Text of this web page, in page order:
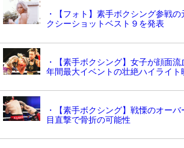
・【フォト】素手ボクシング参戦
クシーショットベスト９を発表
・【素手ボクシング】女子が顔面流
年間最大イベントの壮絶ハイライト
・【素手ボクシング】戦慄のオー
目直撃で骨折の可能性